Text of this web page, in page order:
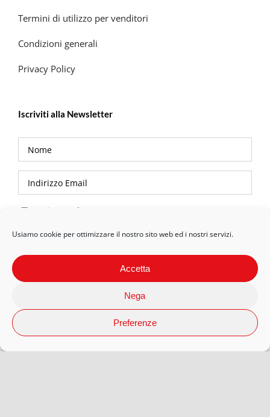
Usiamo cookie per ottimizzare il nostro sito web ed i nostri servizi.
Accetta
Nega
Preferenze
Termini di utilizzo per venditori
Condizioni generali
Privacy Policy
Iscriviti alla Newsletter
Privacy Policy